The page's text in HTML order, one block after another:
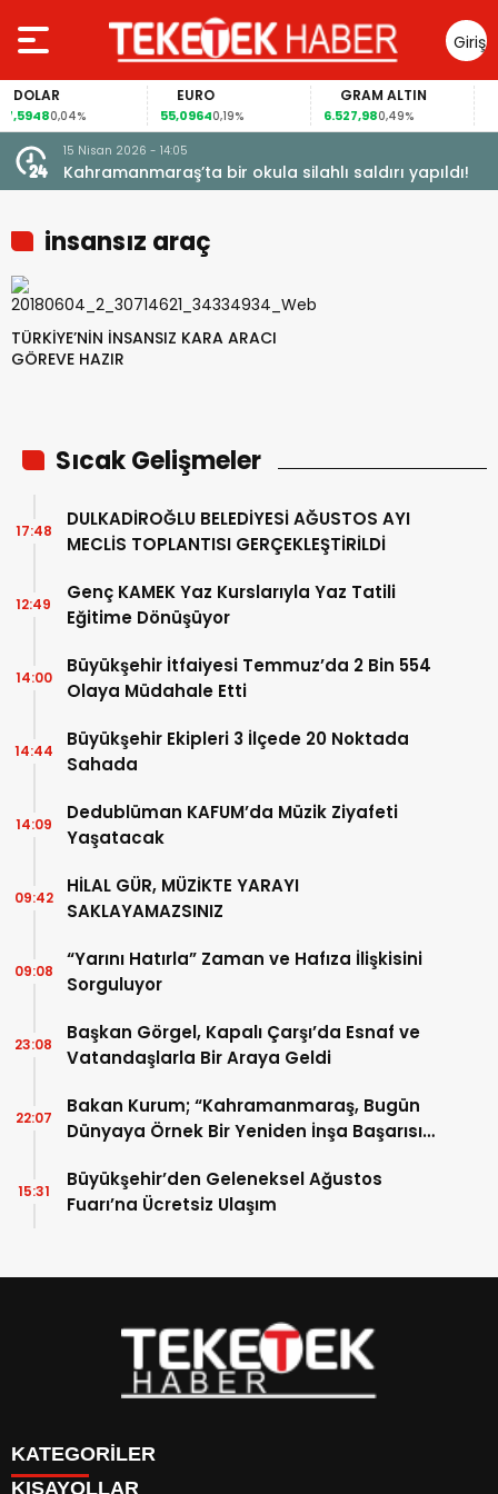
Giriş
Yap
DOLAR
0,04%
EURO
55,09640,19%
GRAM ALTIN
6.527,980,49%
15 Nisan 2026 - 14:05
Kahramanmaraş’ta bir okula silahlı saldırı yapıldı!
insansız araç
TÜRKİYE’NİN İNSANSIZ KARA ARACI
GÖREVE HAZIR
Sıcak Gelişmeler
DULKADİROĞLU BELEDİYESİ AĞUSTOS AYI
MECLİS TOPLANTISI GERÇEKLEŞTİRİLDİ
17:48
Genç KAMEK Yaz Kurslarıyla Yaz Tatili
Eğitime Dönüşüyor
12:49
Büyükşehir İtfaiyesi Temmuz’da 2 Bin 554
Olaya Müdahale Etti
14:00
Büyükşehir Ekipleri 3 İlçede 20 Noktada
Sahada
14:44
Dedublüman KAFUM’da Müzik Ziyafeti
Yaşatacak
14:09
HİLAL GÜR, MÜZİKTE YARAYI
SAKLAYAMAZSINIZ
09:42
“Yarını Hatırla” Zaman ve Hafıza İlişkisini
Sorguluyor
09:08
Başkan Görgel, Kapalı Çarşı’da Esnaf ve
Vatandaşlarla Bir Araya Geldi
23:08
Bakan Kurum; “Kahramanmaraş, Bugün
Dünyaya Örnek Bir Yeniden İnşa Başarısı
22:07
Büyükşehir’den Geleneksel Ağustos
Fuarı’na Ücretsiz Ulaşım
15:31
KATEGORİLER
KISAYOLLAR